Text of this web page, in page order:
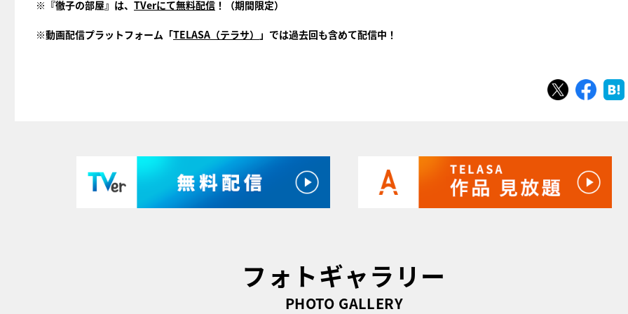
※『徹子の部屋』は、 TVerにて無料配信 ！（期間限定）
※動画配信プラットフォーム「TELASA（テラサ） 」では過去回も含めて配信中！
ツイートシェア
フォトギャラリー
PHOTO GALLERY